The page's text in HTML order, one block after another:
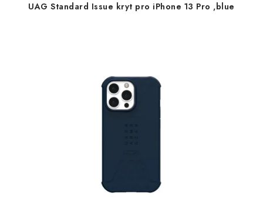
UAG Standard Issue kryt pro iPhone 13 Pro ,blue